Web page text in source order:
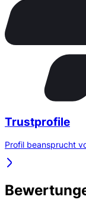
Trustprofile
Profil beansprucht